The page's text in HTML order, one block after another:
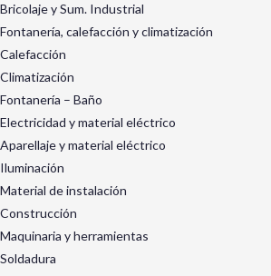
Bricolaje y Sum. Industrial
Fontanería, calefacción y climatización
Calefacción
Climatización
Fontanería – Baño
Electricidad y material eléctrico
Aparellaje y material eléctrico
Iluminación
Material de instalación
Construcción
Maquinaria y herramientas
Soldadura